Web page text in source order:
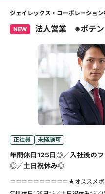
ジェイレックス・コーポレーショ
NEW 法人営業 ※ポテン
正社員 未経験可
年間休日125日◎／入社後の
◎／土日祝休み◎
＝＝＝＝＝＝＝＝＝＝★オススメ